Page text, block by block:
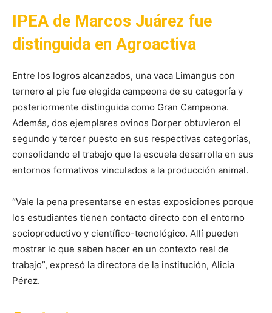
IPEA de Marcos Juárez fue
distinguida en Agroactiva
Entre los logros alcanzados, una vaca Limangus con
ternero al pie fue elegida campeona de su categoría y
posteriormente distinguida como Gran Campeona.
Además, dos ejemplares ovinos Dorper obtuvieron el
segundo y tercer puesto en sus respectivas categorías,
consolidando el trabajo que la escuela desarrolla en sus
entornos formativos vinculados a la producción animal.
“Vale la pena presentarse en estas exposiciones porque
los estudiantes tienen contacto directo con el entorno
socioproductivo y científico-tecnológico. Allí pueden
mostrar lo que saben hacer en un contexto real de
trabajo”, expresó la directora de la institución, Alicia
Pérez.